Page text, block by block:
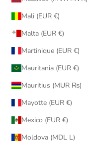
Mali (EUR €)
Malta (EUR €)
Martinique (EUR €)
Mauritania (EUR €)
Mauritius (MUR ₨)
Mayotte (EUR €)
Mexico (EUR €)
Moldova (MDL L)